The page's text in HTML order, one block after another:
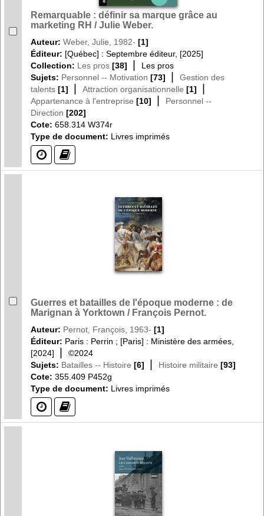
Remarquable : définir sa marque grâce au
marketing RH / Julie Weber.
Auteur: Weber, Julie, 1982- [1]
Éditeur: [Québec] : Septembre éditeur, [2025]
Collection: Les pros [38] |
Les pros
Sujets: Personnel -- Motivation [73] |
Gestion des
talents [1] | Attraction organisationnelle [1] |
Appartenance à l'entreprise [10] |
Personnel --
Direction [202]
Cote: 658.314 W374r
Type de document: Livres imprimés
(?) (?)
Guerres et batailles de l'époque moderne : de
Marignan à Yorktown / François Pernot.
Auteur: Pernot, François, 1963- [1]
Éditeur: Paris : Perrin ; [Paris] : Ministère des armées,
[2024]
|
©2024
Sujets: Batailles -- Histoire [6] | Histoire militaire [93]
Cote: 355.409 P452g
Type de document: Livres imprimés
(?) (?)